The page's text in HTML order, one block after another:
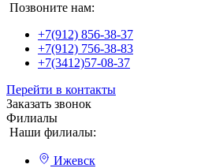
Позвоните нам:
+7(912) 856-38-37
+7(912) 756-38-83
+7(3412)57-08-37
Перейти в контакты
Заказать звонок
Филиалы
Наши филиалы:
Ижевск